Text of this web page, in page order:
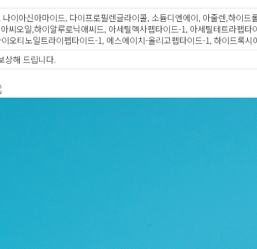
이아신아마이드, 다이프로필렌글라이콜, 소듐디엔에이, 아줄렌,하이
씨오일,하이알루로닉애씨드, 아세틸헥사펩타이드-1, 아세틸테트라펩
오티노일트라이펩타이드-1, 에스에이치-올리고펩타이드-1, 하이드록
상해 드립니다.